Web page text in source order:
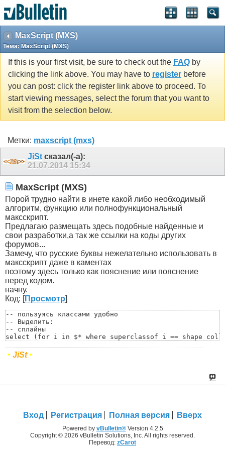
MaxScript (MXS)
Тема: MaxScript (MXS)
If this is your first visit, be sure to check out the FAQ by
clicking the link above. You may have to register before
you can post: click the register link above to proceed. To
start viewing messages, select the forum that you want to
visit from the selection below.
Метки: maxscript (mxs)
JiSt сказал(-а):
21.07.2014 15:34
MaxScript (MXS)
Порой трудно найти в инете какой либо необходимый
алгоритм, функцию или полнофункциональный
максскрипт.
Предлагаю размещать здесь подобные найденные и
свои разработки,а так же ссылки на коды других
форумов...
Замечу, что русские буквы нежелательно использовать в
максскрипт даже в каментах
поэтому здесь только как пояснение или пояснение
перед кодом.
начну.
Код: [Просмотр]
-- пользуясь классами удобно
-- Выделить:
-- сплайны
select (for i in $* where superclassof i == shape
select (for i in $* where superclassof i ==
-- геометрию (не кости)
select (for i in $* where classof i == BoneGeometry
select (for i in $* where superclassof i == light
-- камеры
select (for i in $* where superclassof i == camera
• JiSt•
Вход Регистрация Полная версия Вверх
Powered by vBulletin®Version 4.2.5
Copyright © 2026 vBulletin Solutions, Inc. All rights reserved.
Перевод: zCarot